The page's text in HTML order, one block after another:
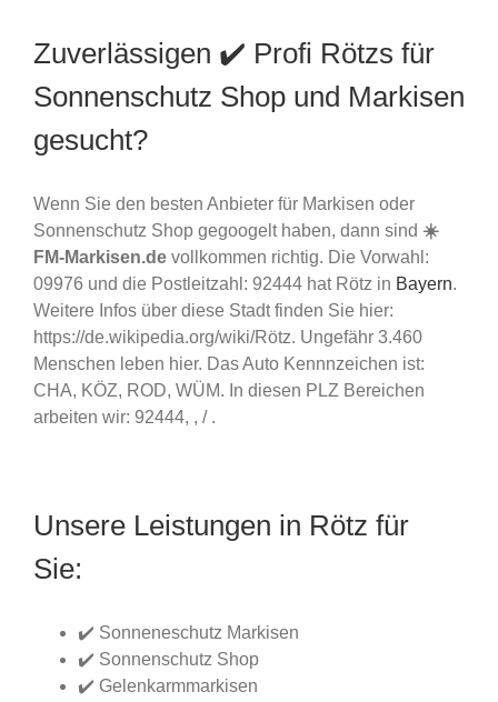
Zuverlässigen ✔️ Profi Rötzs für
Sonnenschutz Shop und Markisen
gesucht?
Wenn Sie den besten Anbieter für Markisen oder
Sonnenschutz Shop gegoogelt haben, dann sind ☀️
FM-Markisen.de vollkommen richtig. Die Vorwahl:
09976 und die Postleitzahl: 92444 hat Rötz in Bayern.
Weitere Infos über diese Stadt finden Sie hier:
https://de.wikipedia.org/wiki/Rötz. Ungefähr 3.460
Menschen leben hier. Das Auto Kennnzeichen ist:
CHA, KÖZ, ROD, WÜM. In diesen PLZ Bereichen
arbeiten wir: 92444, , / .
Unsere Leistungen in Rötz für
Sie:
✔️ Sonneneschutz Markisen
✔️ Sonnenschutz Shop
✔️ Gelenkarmmarkisen